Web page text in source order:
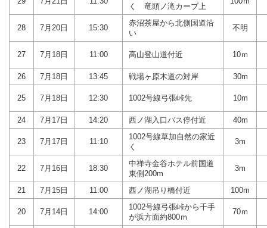
く 竜頭ノ滝カーブ上
28 7月20日 15:30
赤沼茶屋から北側国道沿
い
不明
27 7月18日 11:00 高山登山道付近 10ｍ
26 7月18日 13:45 戦場ヶ原木道の対岸 30m
25 7月18日 12:30 1002号線弓張峠先 10m
24 7月17日 14:20 西ノ湖入口バス停付近 40m
23 7月17日 11:10
1002号線草加自然の家近
く
3m
22 7月16日 18:30
中禅寺金谷ホテル前国道
東側200m
3m
21 7月15日 11:00 西ノ湖吊り橋付近 100m
20 7月14日 14:00
1002号線弓張峠から千手
が浜方面約800ｍ
70ｍ